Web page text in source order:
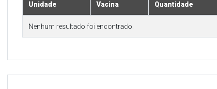
Unidade Vacina Quantidade
Nenhum resultado foi encontrado.